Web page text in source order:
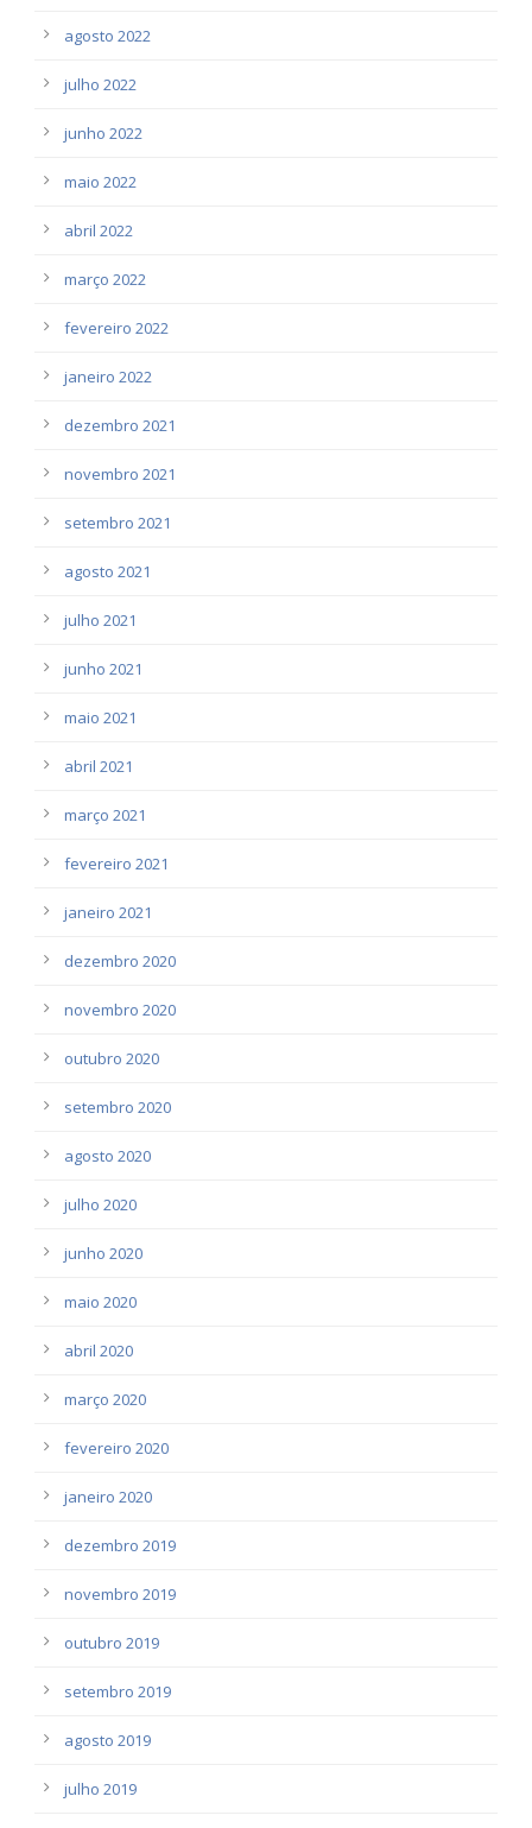
agosto 2022
julho 2022
junho 2022
maio 2022
abril 2022
março 2022
fevereiro 2022
janeiro 2022
dezembro 2021
novembro 2021
setembro 2021
agosto 2021
julho 2021
junho 2021
maio 2021
abril 2021
março 2021
fevereiro 2021
janeiro 2021
dezembro 2020
novembro 2020
outubro 2020
setembro 2020
agosto 2020
julho 2020
junho 2020
maio 2020
abril 2020
março 2020
fevereiro 2020
janeiro 2020
dezembro 2019
novembro 2019
outubro 2019
setembro 2019
agosto 2019
julho 2019